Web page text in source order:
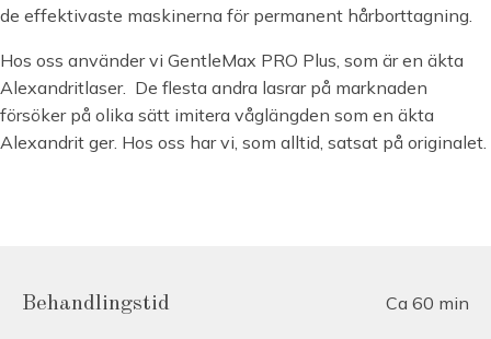
de effektivaste maskinerna för permanent hårborttagning.
Hos oss använder vi GentleMax PRO Plus, som är en äkta
Alexandritlaser. De flesta andra lasrar på marknaden
försöker på olika sätt imitera våglängden som en äkta
Alexandrit ger. Hos oss har vi, som alltid, satsat på originalet.
Behandlingstid Ca 60 min